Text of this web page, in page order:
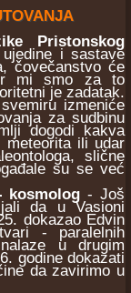
Pristonskog
i sastave
čovečanstvo će
mi smo za to
je zadatak.
izmeniće
za sudbinu
dogodi kakva
meteorita ili udar
slične
su se već
kosmolog- Još
da u Vasioni
dokazao Edvin
- paralelnih
u drugim
godine dokazati
da zavirimo u